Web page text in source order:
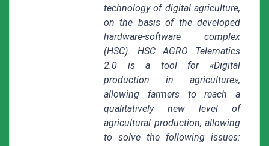
technology of digital agriculture,
on the basis of the developed
hardware-software complex
(HSC). HSC AGRO Telematics
2.0 is a tool for «Digital
production in agriculture»,
allowing farmers to reach a
qualitatively new level of
agricultural production, allowing
to solve the following issues: